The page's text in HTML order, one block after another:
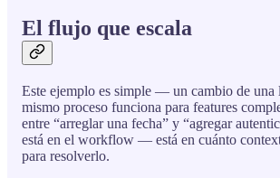
El flujo que escala
Este ejemplo es simple — un cambio de una
mismo proceso funciona para features
entre “arreglar una fecha” y “agregar
está en el workflow — está en cuánto
para resolverlo.